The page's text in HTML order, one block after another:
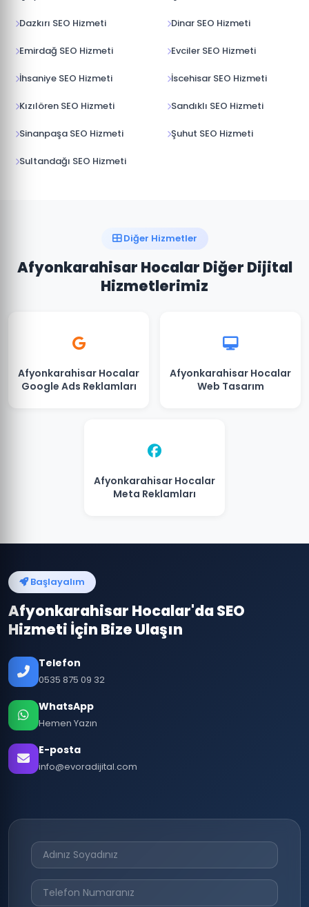
Dazkırı SEO Hizmeti Dinar SEO Hizmeti
Emirdağ SEO Hizmeti Evciler SEO Hizmeti
İhsaniye SEO Hizmeti İscehisar SEO Hizmeti
Kızılören SEO Hizmeti Sandıklı SEO Hizmeti
Sinanpaşa SEO Hizmeti Şuhut SEO Hizmeti
Sultandağı SEO Hizmeti
Diğer Hizmetler
Afyonkarahisar Hocalar Diğer Dijital
Hizmetlerimiz
Afyonkarahisar Hocalar
Google Ads Reklamları
Afyonkarahisar Hocalar
Web Tasarım
Afyonkarahisar Hocalar
Meta Reklamları
Başlayalım
Afyonkarahisar Hocalar'da SEO
Hizmeti İçin Bize Ulaşın
Telefon
0535 875 09 32
WhatsApp
Hemen Yazın
E-posta
info@evoradijital.com